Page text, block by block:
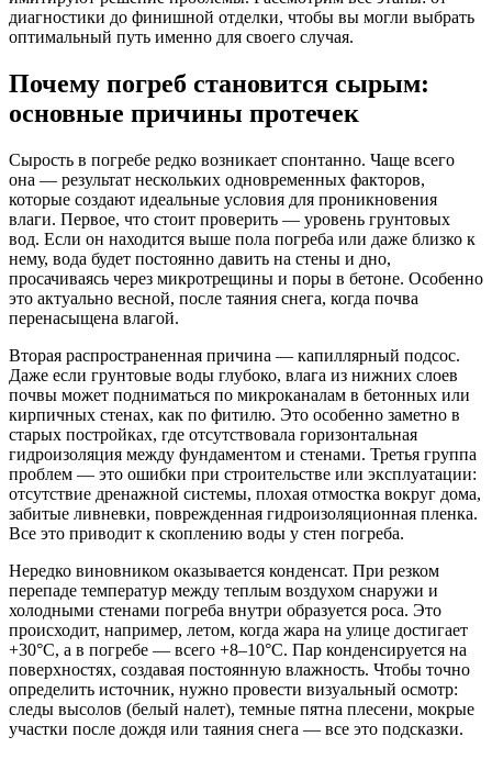
диагностики до финишной отделки, чтобы вы могли выбрать
оптимальный путь именно для своего случая.
Почему погреб становится сырым:
основные причины протечек
Сырость в погребе редко возникает спонтанно. Чаще всего
она — результат нескольких одновременных факторов,
которые создают идеальные условия для проникновения
влаги. Первое, что стоит проверить — уровень грунтовых
вод. Если он находится выше пола погреба или даже близко к
нему, вода будет постоянно давить на стены и дно,
просачиваясь через микротрещины и поры в бетоне. Особенно
это актуально весной, после таяния снега, когда почва
перенасыщена влагой.
Вторая распространенная причина — капиллярный подсос.
Даже если грунтовые воды глубоко, влага из нижних слоев
почвы может подниматься по микроканалам в бетонных или
кирпичных стенах, как по фитилю. Это особенно заметно в
старых постройках, где отсутствовала горизонтальная
гидроизоляция между фундаментом и стенами. Третья группа
проблем — это ошибки при строительстве или эксплуатации:
отсутствие дренажной системы, плохая отмостка вокруг дома,
забитые ливневки, поврежденная гидроизоляционная пленка.
Все это приводит к скоплению воды у стен погреба.
Нередко виновником оказывается конденсат. При резком
перепаде температур между теплым воздухом снаружи и
холодными стенами погреба внутри образуется роса. Это
происходит, например, летом, когда жара на улице достигает
+30°C, а в погребе — всего +8–10°C. Пар конденсируется на
поверхностях, создавая постоянную влажность. Чтобы точно
определить источник, нужно провести визуальный осмотр:
следы высолов (белый налет), темные пятна плесени, мокрые
участки после дождя или таяния снега — все это подсказки.